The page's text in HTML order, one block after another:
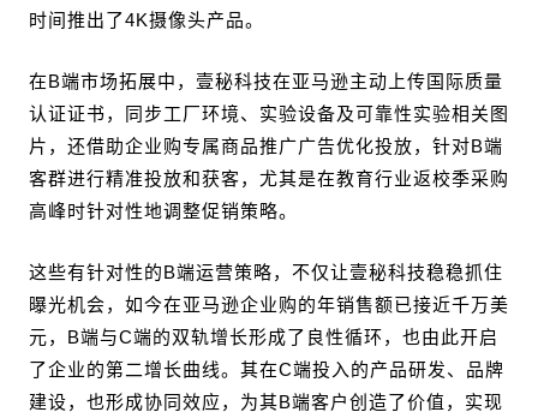
时间推出了4K摄像头产品。
在B端市场拓展中，壹秘科技在亚马逊主动上传国际质量
认证证书，同步工厂环境、实验设备及可靠性实验相关图
片，还借助企业购专属商品推广广告优化投放，针对B端
客群进行精准投放和获客，尤其是在教育行业返校季采购
高峰时针对性地调整促销策略。
这些有针对性的B端运营策略，不仅让壹秘科技稳稳抓住
曝光机会，如今在亚马逊企业购的年销售额已接近千万美
元，B端与C端的双轨增长形成了良性循环，也由此开启
了企业的第二增长曲线。其在C端投入的产品研发、品牌
建设，也形成协同效应，为其B端客户创造了价值，实现